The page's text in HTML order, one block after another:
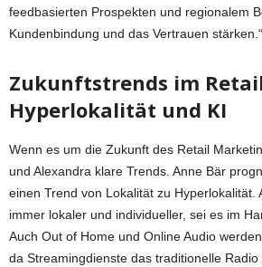
feedbasierten Prospekten und regionalem
Kundenbindung und das Vertrauen stärken.“
Zukunftstrends im
Hyperlokalität und KI
Wenn es um die Zukunft des Retail
und Alexandra klare Trends. Anne Bär
einen Trend von Lokalität zu Hyperlokalität.
immer lokaler und individueller, sei es im
Auch Out of Home und Online Audio
da Streamingdienste das traditionelle